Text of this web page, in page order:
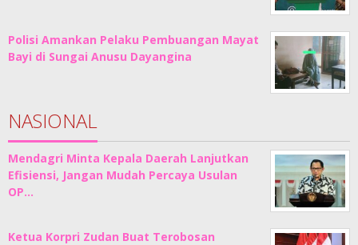
Polisi Amankan Pelaku Pembuangan Mayat
Bayi di Sungai Anusu Dayangina
NASIONAL
Mendagri Minta Kepala Daerah Lanjutkan
Efisiensi, Jangan Mudah Percaya Usulan
OP…
Ketua Korpri Zudan Buat Terobosan